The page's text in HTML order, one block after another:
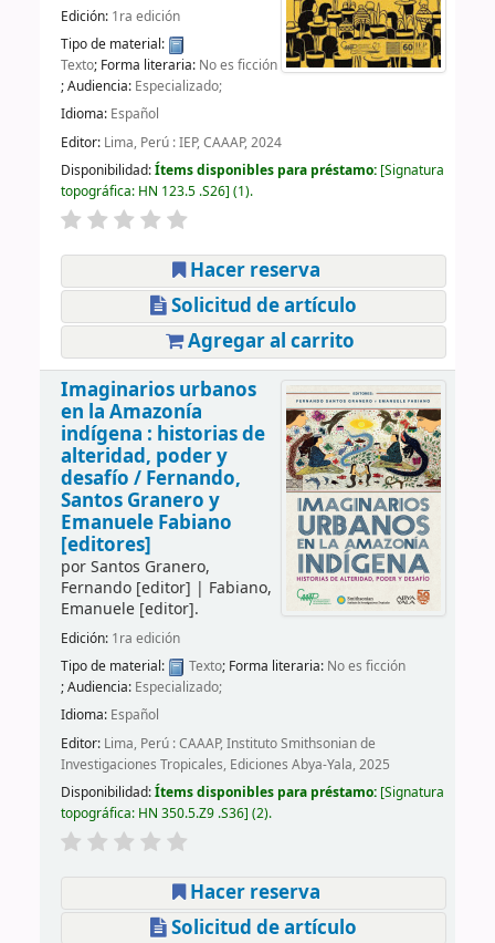
Edición: 1ra edición
Tipo de material:
Texto; Forma literaria: No es ficción
; Audiencia: Especializado;
Idioma: Español
Editor: Lima, Perú : IEP, CAAAP, 2024
Disponibilidad:Ítems disponibles para préstamo: Signatura
topográfica: HN 123.5 .S26 (1).
Hacer reserva
Solicitud de artículo
Agregar al carrito
Imaginarios urbanos
en la Amazonía
indígena : historias de
alteridad, poder y
desafío / Fernando,
Santos Granero y
Emanuele Fabiano
[editores]
porSantos Granero,
Fernando[editor] | Fabiano,
Emanuele[editor].
Edición: 1ra edición
Tipo de material:
Texto; Forma literaria: No es ficción
; Audiencia: Especializado;
Idioma: Español
Editor: Lima, Perú : CAAAP, Instituto Smithsonian de
Investigaciones Tropicales, Ediciones Abya-Yala, 2025
Disponibilidad:Ítems disponibles para préstamo: Signatura
topográfica: HN 350.5.Z9 .S36 (2).
Hacer reserva
Solicitud de artículo